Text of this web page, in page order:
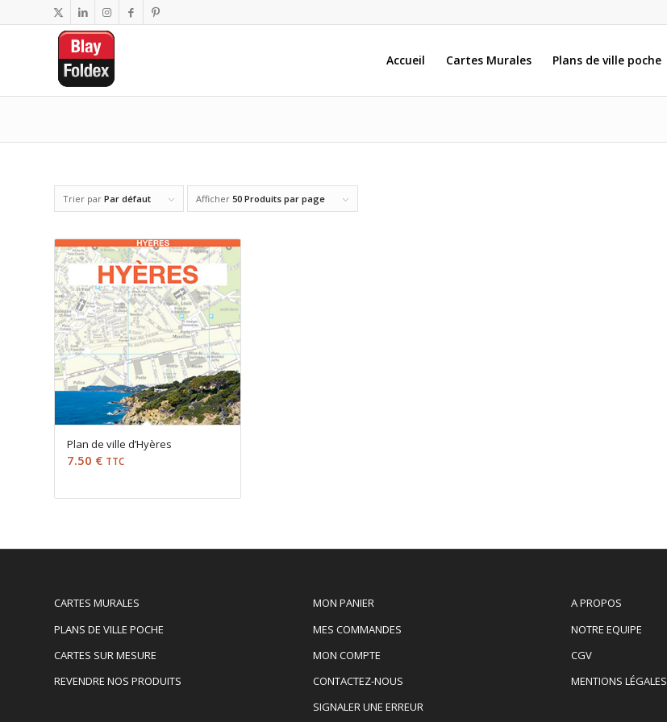
Accueil Cartes Murales Plans de ville poche
Trier par Par défaut Afficher 50 Produits par page
Plan de ville d’Hyères
7.50 € TTC
CARTES MURALES
PLANS DE VILLE POCHE
CARTES SUR MESURE
REVENDRE NOS PRODUITS
MON PANIER
MES COMMANDES
MON COMPTE
CONTACTEZ-NOUS
SIGNALER UNE ERREUR
A PROPOS
NOTRE EQUIPE
CGV
MENTIONS LÉGALES